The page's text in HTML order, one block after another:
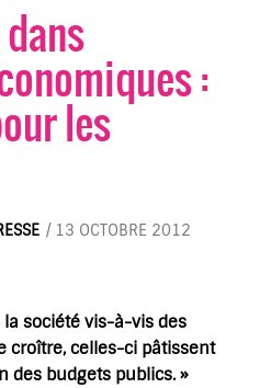
:
les
/ 13 OCTOBRE 2012
société vis-à-vis des
croître, celles-ci pâtissent
des budgets publics. »